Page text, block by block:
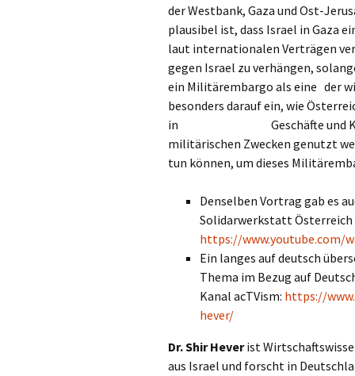
der Westbank, Gaza
plausibel ist, dass Israel in Gaza
laut internationalen
gegen Israel zu verhängen,
ein Militärembargo als eine der
besonders darauf ein, wie
in Geschäfte und
militärischen Zwecken genutzt
tun können, um dieses
Denselben Vortrag gab es
Solidarwerkstatt
https://www.youtube.com/
Ein langes auf deutsch
Thema im Bezug auf
Kanal acTVism: https://
hever/
Dr. Shir Heverist
aus Israel und forscht in